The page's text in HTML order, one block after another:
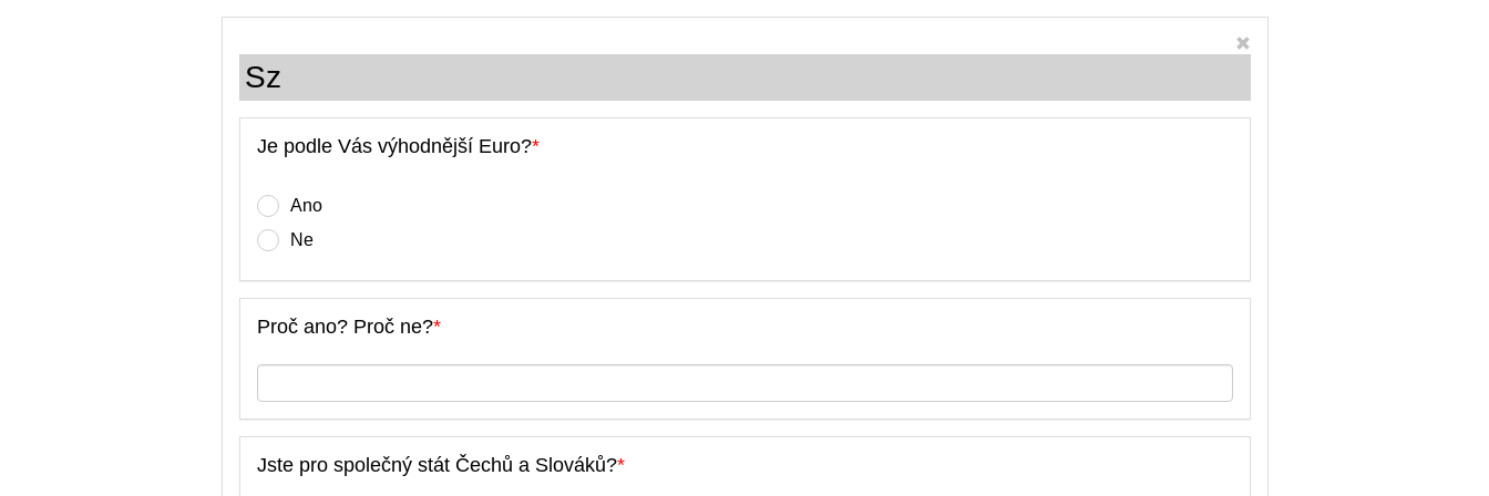
Sz
Je podle Vás výhodnější Euro?*
Ano
Ne
Proč ano? Proč ne?*
Jste pro společný stát Čechů a Slováků?*